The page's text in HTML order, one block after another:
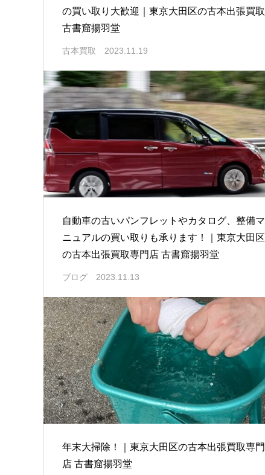
の買い取り大歓迎｜東京大田区の古本出張買取
古書窟揚羽堂
古本買取 2023.11.19
自動車の古いパンフレットやカタログ、整備マ
ニュアルの買い取りも承ります！｜東京大田区
の古本出張買取専門店 古書窟揚羽堂
ブログ 2023.11.13
年末大掃除！｜東京大田区の古本出張買取専門
店 古書窟揚羽堂